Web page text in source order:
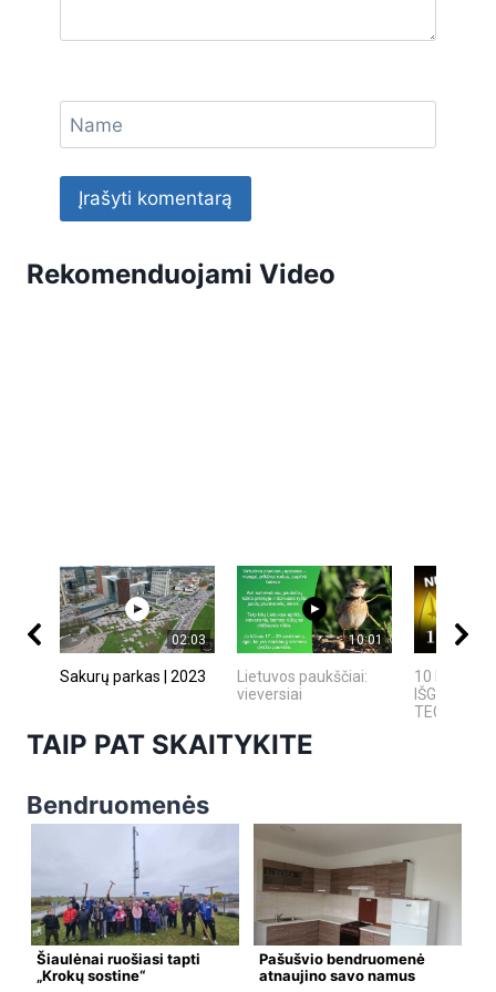
Name
Rekomenduojami Video
02:03
Sakurų parkas | 2023
10:01
Lietuvos paukščiai:
vieversiai
10
IŠGALVOTŲ
TAIP PAT SKAITYKITE
Bendruomenės
Šiaulėnai ruošiasi tapti
„Krokų sostine“
Pašušvio bendruomenė
atnaujino savo namus